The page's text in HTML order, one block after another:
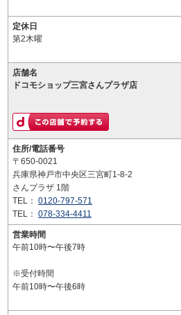
定休日
第2木曜
店舗名
ドコモショップ三宮さんプラザ店
住所/電話番号
〒650-0021
兵庫県神戸市中央区三宮町1-8-2
さんプラザ 1階
TEL： 0120-797-571
TEL： 078-334-4411
営業時間
午前10時〜午後7時
※受付時間
午前10時〜午後6時